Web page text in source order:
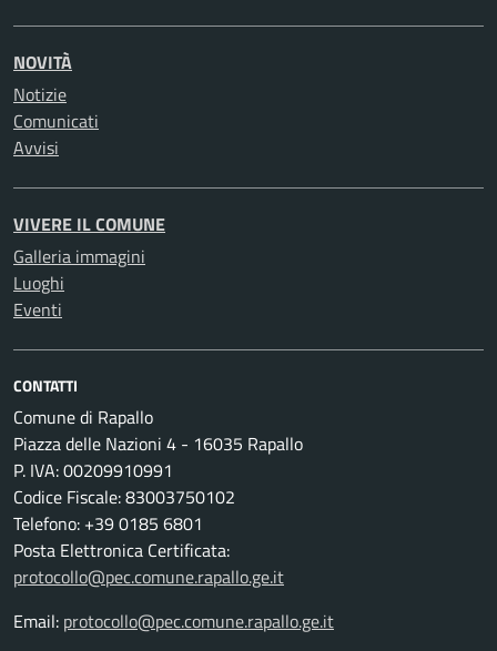
NOVITÀ
Notizie
Comunicati
Avvisi
VIVERE IL COMUNE
Galleria immagini
Luoghi
Eventi
CONTATTI
Comune di Rapallo
Piazza delle Nazioni 4 - 16035 Rapallo
P. IVA: 00209910991
Codice Fiscale: 83003750102
Telefono: +39 0185 6801
Posta Elettronica Certificata:
protocollo@pec.comune.rapallo.ge.it
Email: protocollo@pec.comune.rapallo.ge.it